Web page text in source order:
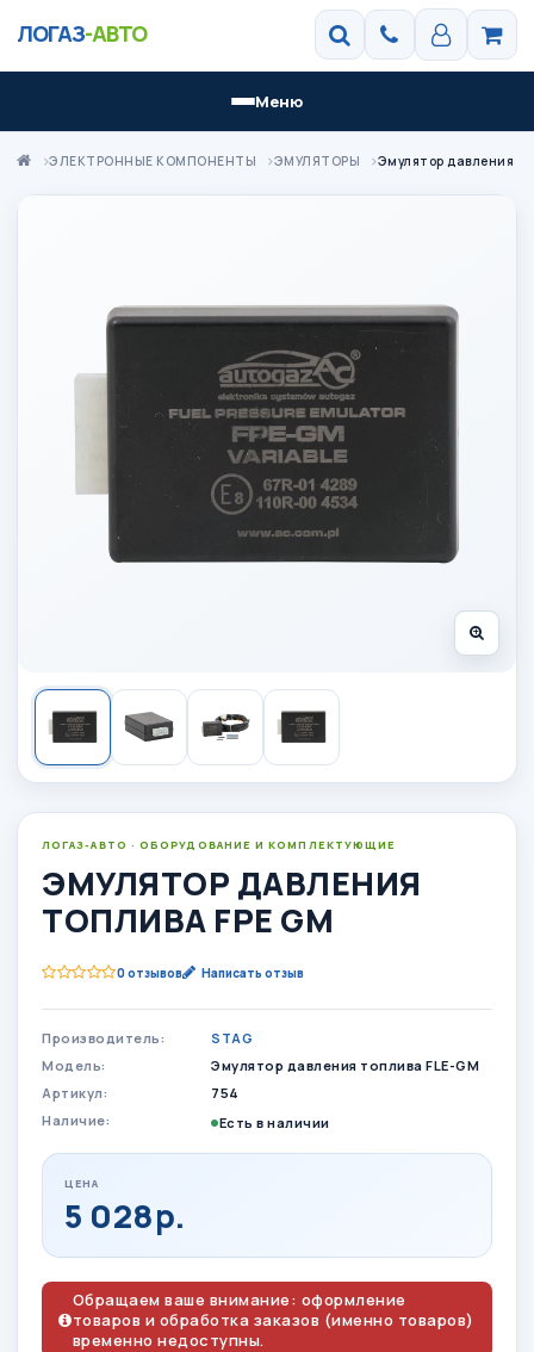
ЛОГАЗ-АВТО
Меню
ЭЛЕКТРОННЫЕ КОМПОНЕНТЫ ЭМУЛЯТОРЫ Эмулятор давления
ЛОГАЗ-АВТО · ОБОРУДОВАНИЕ И КОМПЛЕКТУЮЩИЕ
ЭМУЛЯТОР ДАВЛЕНИЯ
ТОПЛИВА FPE GM
0 отзывов Написать отзыв
Производитель:
STAG
Модель:
Эмулятор давления топлива FLE-GM
Артикул:
754
Наличие:
Есть в наличии
ЦЕНА
5 028р.
Обращаем ваше внимание: оформление
товаров и обработка заказов (именно товаров)
временно недоступны.